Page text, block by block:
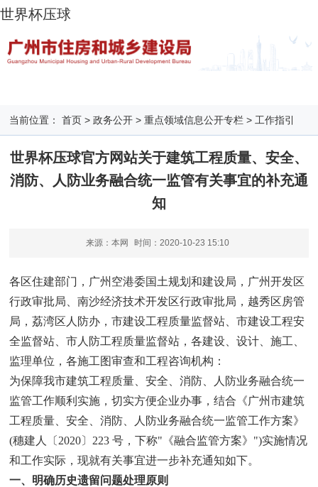
世界杯压球
当前位置： 首页 >政务公开 >重点领域信息公开专栏 > 工作指引
世界杯压球官方网站关于建筑工程质量、安全、
消防、人防业务融合统一监管有关事宜的补充通
知
来源：本网 时间： 2020-10-23 15:10
各区住建部门，广州空港委国土规划和建设局，广州开发区
行政审批局、南沙经济技术开发区行政审批局，越秀区房管
局，荔湾区人防办，市建设工程质量监督站、市建设工程安
全监督站、市人防工程质量监督站，各建设、设计、施工、
监理单位，各施工图审查和工程咨询机构：
为保障我市建筑工程质量、安全、消防、人防业务融合统一
监管工作顺利实施，切实方便企业办事，结合《广州市建筑
工程质量、安全、消防、人防业务融合统一监管工作方案》
(穗建人〔2020〕223 号，下称"《融合监管方案》")实施情况
和工作实际，现就有关事宜进一步补充通知如下。
一、明确历史遗留问题处理原则